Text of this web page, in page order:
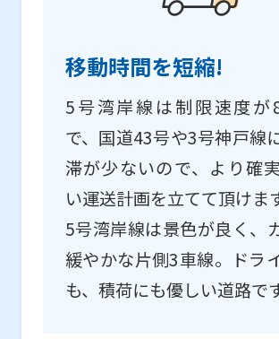
移動時間を短縮!
5号湾岸線は制限速度が
で、国道43号や3号神戸線
滞が少ないので、より確
い運送計画を立てて頂けま
5号湾岸線は景色が良く、
緩やかな片側3車線。ドラ
も、積荷にも優しい道路です